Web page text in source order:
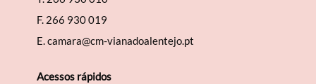
F. 266 930 019
E.camara@cm-vianadoalentejo.pt
Acessos rápidos